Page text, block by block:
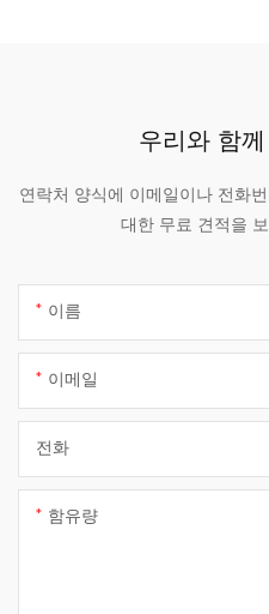
우리와 함
연락처 양식에 이메일이나 전화
대한 무료 견적을
이름
이메일
전화
함유량